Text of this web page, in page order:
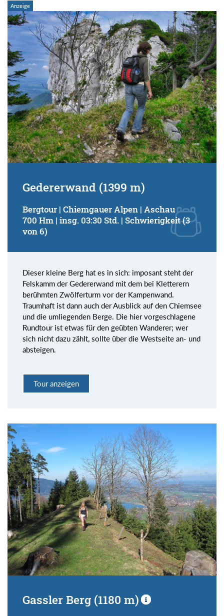
Gedererwand (1399 m)
Bergtour | Chiemgauer Alpen | Aschau
700 Hm | insg. 03:30 Std. | Schwierigkeit (3
von 6)
Dieser kleine Berg hat es in sich: imposant steht der
Felskamm der Gedererwand mit dem bei Kletterern
berühmten Zwölferturm vor der Kampenwand.
Traumhaft ist dann auch der Ausblick auf den Chiemsee
und die umliegenden Berge. Die hier vorgeschlagene
Rundtour ist etwas für den geübten Wanderer; wer
sich nicht dazu zählt, sollte über die Westseite an- und
absteigen.
Tour anzeigen
Gassler Berg (1180 m)